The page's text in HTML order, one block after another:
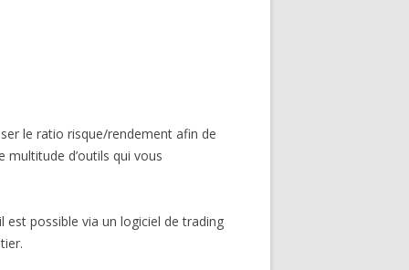
le ratio risque/rendement afin de
d’outils qui vous
possible via un logiciel de trading